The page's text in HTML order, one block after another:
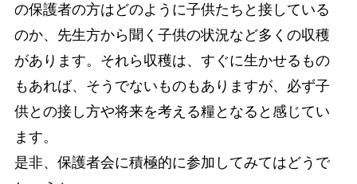
の保護者の方はどのように子供たちと接している
のか、先生方から聞く子供の状況など多くの収穫
があります。それら収穫は、すぐに生かせるもの
もあれば、そうでないものもありますが、必ず子
供との接し方や将来を考える糧となると感じてい
ます。
是非、保護者会に積極的に参加してみてはどうで